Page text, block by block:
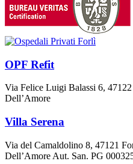
OPF Refit
Via Felice Luigi Balassi 6,
Dell’Amore
Villa Serena
Via del Camaldolino 8, 47121
Dell’Amore Aut. San. PG